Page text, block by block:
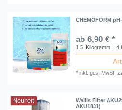
CHEMOFORM
ab 6,90 € *
1.5 Kilogramm |
*inkl. ges. MwSt.
Neuheit
Wellis Filter
AKU1831)